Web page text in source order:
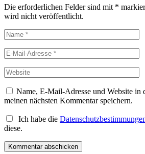
Die erforderlichen Felder sind mit *
wird nicht veröffentlicht.
Name, E-Mail-Adresse und Website in
meinen nächsten Kommentar speichern.
Ich habe die
diese.